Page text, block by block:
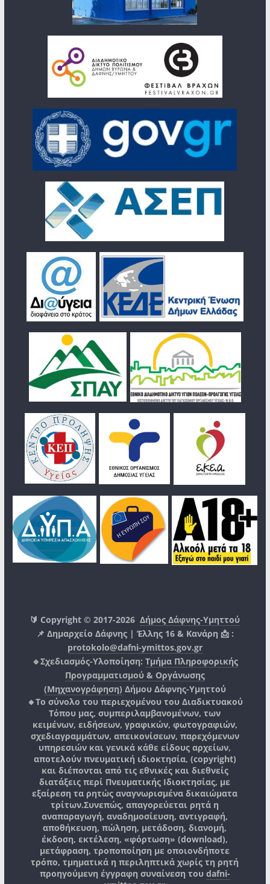
🔰 Copyright © 2017-2026Δήμος Δάφνης-Υμηττού
📌 Δημαρχείο Δάφνης | Έλλης 16 & Κανάρη 📩 :
protokolo@dafni-ymittos.gov.gr
🔹Σχεδιασμός-Υλοποίηση: Τμήμα Πληροφορικής
Προγραμματισμού & Οργάνωσης
(Μηχανογράφηση) Δήμου Δάφνης-Υμηττού
🔸Το σύνολο του περιεχομένου του Διαδικτυακού
Τόπου μας, συμπεριλαμβανομένων, των
κειμένων, ειδήσεων, γραφικών, φωτογραφιών,
σχεδιαγραμμάτων, απεικονίσεων, παρεχόμενων
υπηρεσιών και γενικά κάθε είδους αρχείων,
αποτελούν πνευματική ιδιοκτησία, (copyright)
και διέπονται από τις εθνικές και διεθνείς
διατάξεις περί Πνευματικής Ιδιοκτησίας, με
εξαίρεση τα ρητώς αναγνωρισμένα δικαιώματα
τρίτων.Συνεπώς, απαγορεύεται ρητά η
αναπαραγωγή, αναδημοσίευση, αντιγραφή,
αποθήκευση, πώληση, μετάδοση, διανομή,
έκδοση, εκτέλεση, «φόρτωση» (download),
μετάφραση, τροποποίηση με οποιονδήποτε
τρόπο, τμηματικά η περιληπτικά χωρίς τη ρητή
προηγούμενη έγγραφη συναίνεση του dafni-